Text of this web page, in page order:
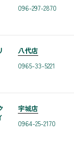
096-297-2870
八代店
0965-33-5221
宇城店
0964-25-2170